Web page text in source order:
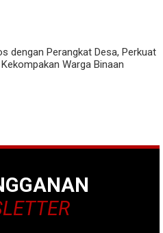
dengan Perangkat Desa, Perkuat
Warga Binaan